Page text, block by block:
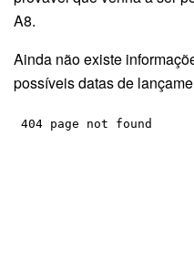
A8.
Ainda não existe
possíveis datas de